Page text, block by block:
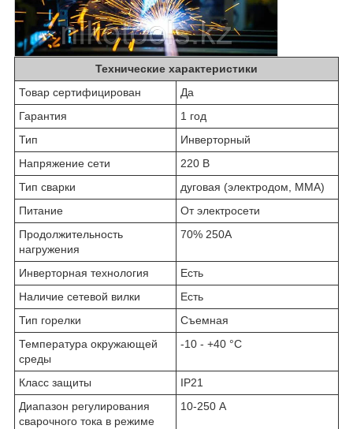
Технические характеристики
Товар сертифицирован
Да
Гарантия
1 год
Тип
Инверторный
Напряжение сети
220 В
Тип сварки
дуговая (электродом, MMA)
Питание
От электросети
Продолжительность
нагружения
70% 250А
Инверторная технология
Есть
Наличие сетевой вилки
Есть
Тип горелки
Съемная
Температура окружающей
среды
-10 - +40 °C
Класс защиты
IP21
Диапазон регулирования
сварочного тока в режиме
10-250 А